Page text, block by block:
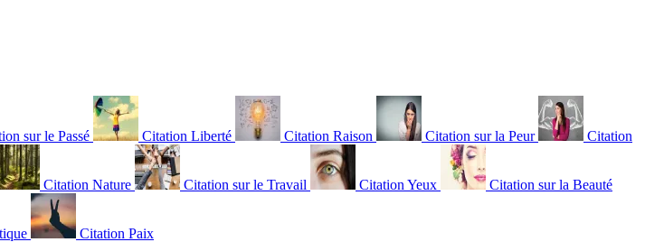
sur le Passé Citation Liberté Citation Raison Citation sur la Peur Citation
Citation Nature Citation sur le Travail Citation Yeux Citation sur la Beauté
Citation Paix